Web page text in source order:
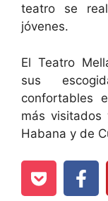
teatro se
jóvenes.
El Teatro
sus
confortables
más
Habana y de